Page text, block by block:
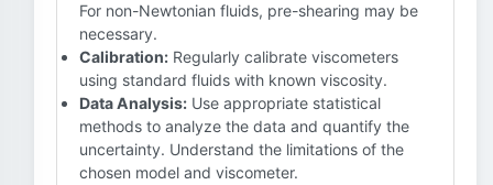
For non-Newtonian fluids, pre-shearing may be
necessary.
Calibration: Regularly calibrate viscometers
using standard fluids with known viscosity.
Data Analysis: Use appropriate statistical
methods to analyze the data and quantify the
uncertainty. Understand the limitations of the
chosen model and viscometer.